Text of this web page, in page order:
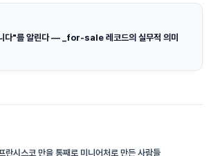
다"를 알린다 — _for-sale 레코드의 실무적 의미
란시스코 만을 통째로 미니어처로 만든 사람들